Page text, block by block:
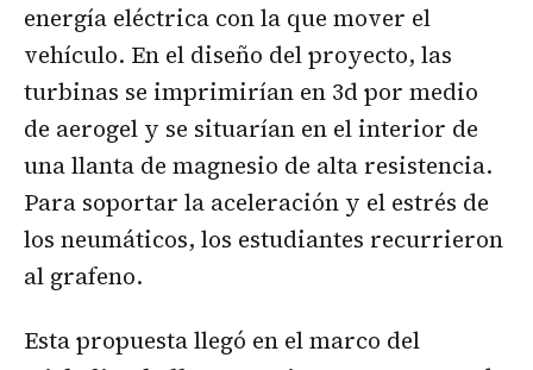
energía eléctrica con la que mover el
vehículo. En el diseño del proyecto, las
turbinas se imprimirían en 3d por medio
de aerogel y se situarían en el interior de
una llanta de magnesio de alta resistencia.
Para soportar la aceleración y el estrés de
los neumáticos, los estudiantes recurrieron
al grafeno.
Esta propuesta llegó en el marco del